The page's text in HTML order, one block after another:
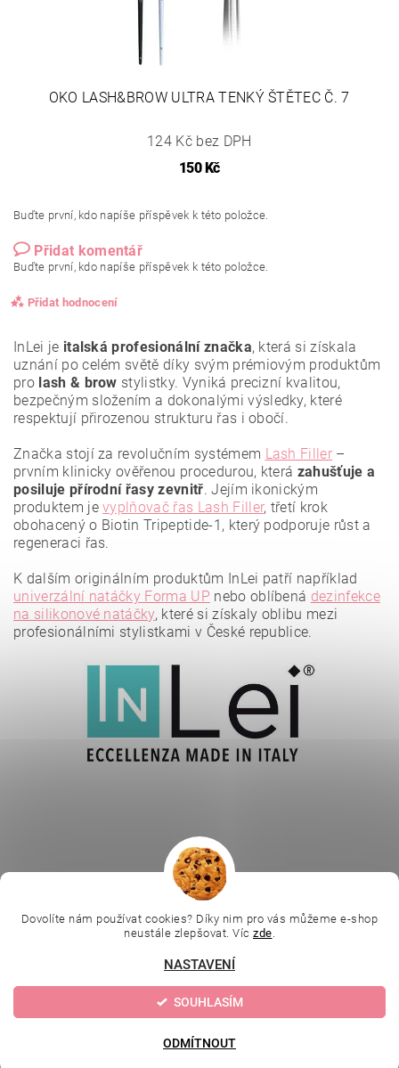
OKO LASH&BROW ULTRA TENKÝ ŠTĚTEC Č. 7
124 Kč bez DPH
150 Kč
Buďte první, kdo napíše příspěvek k této položce.
Přidat komentář
Buďte první, kdo napíše příspěvek k této položce.
Přidat hodnocení
Vložením hodnocení souhlasíte se
zásadami ochrany
osobních údajů.
InLei je italská profesionální značka, která si získala
uznání po celém světě díky svým prémiovým produktům
pro lash & brow stylistky. Vyniká precizní kvalitou,
bezpečným složením a dokonalými výsledky, které
respektují přirozenou strukturu řas i obočí.
Značka stojí za revolučním systémem Lash Filler –
prvním klinicky ověřenou procedurou, která zahušťuje a
posiluje přírodní řasy zevnitř. Jejím ikonickým
produktem jevyplňovač řas Lash Filler, třetí krok
obohacený o Biotin Tripeptide-1, který podporuje růst a
regeneraci řas.
K dalším originálním produktům InLei patří například
univerzální natáčky Forma UP nebo oblíbená dezinfekce
na silikonové natáčky, které si získaly oblibu mezi
profesionálními stylistkami v České republice.
L.C.P. Paris |
Online kosmetické kurzy | Kozmetickyobchod.sk
cookies
Vytvořil Shoptet
Dovolíte nám používat cookies? Díky nim pro vás můžeme e-shop
neustále zlepšovat. Víc zde.
NASTAVENÍ
ODMÍTNOUT
SOUHLASÍM